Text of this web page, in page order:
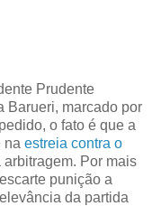
Prudente
Barueri, marcado por
o fato é que a
na estreia contra o
Por mais
punição a
da partida